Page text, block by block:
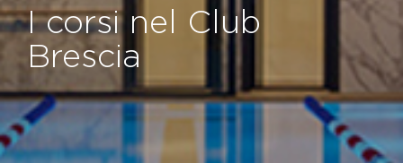
I corsi nel Club
Brescia